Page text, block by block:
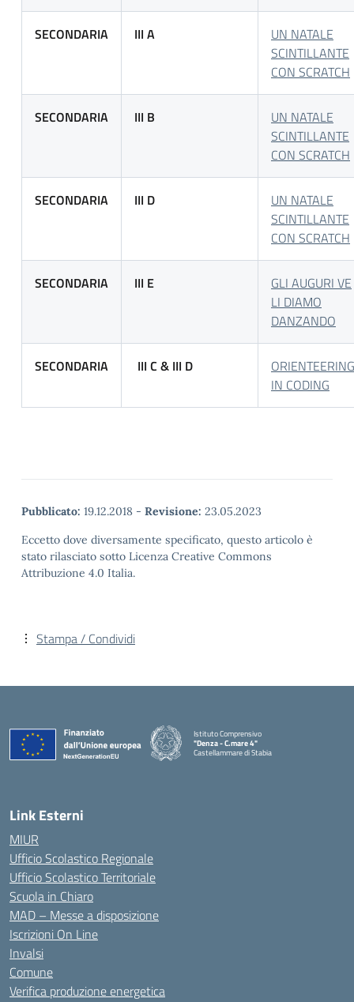
SECONDARIA III A
UN NATALE
SCINTILLANTE
CON SCRATCH
SECONDARIA III B
UN NATALE
SCINTILLANTE
CON SCRATCH
SECONDARIA III D
UN NATALE
SCINTILLANTE
CON SCRATCH
SECONDARIA III E
GLI AUGURI VE
LI DIAMO
DANZANDO
SECONDARIA III C & III D
ORIENTEERING
IN CODING
Pubblicato: 19.12.2018 - Revisione: 23.05.2023
Eccetto dove diversamente specificato, questo articolo è
stato rilasciato sotto Licenza Creative Commons
Attribuzione 4.0 Italia.
Stampa / Condividi
Istituto Comprensivo
"Denza - C.mare 4"
Castellammare di Stabia
Link Esterni
MIUR
Ufficio Scolastico Regionale
Ufficio Scolastico Territoriale
Scuola in Chiaro
MAD – Messe a disposizione
Iscrizioni On Line
Invalsi
Comune
Verifica produzione energetica